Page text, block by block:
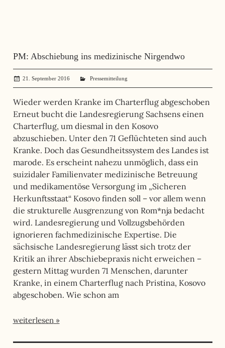
PM: Abschiebung ins medizinische Nirgendwo
21. September 2016 administrator
Pressemitteilung
Wieder werden Kranke im Charterflug abgeschoben
Erneut bucht die Landesregierung Sachsens einen
Charterflug, um diesmal in den Kosovo
abzuschieben. Unter den 71 Geflüchteten sind auch
Kranke. Doch das Gesundheitssystem des Landes ist
marode. Es erscheint nahezu unmöglich, dass ein
suizidaler Familienvater medizinische Betreuung
und medikamentöse Versorgung im „Sicheren
Herkunftsstaat“ Kosovo finden soll – vor allem wenn
die strukturelle Ausgrenzung von Rom*nja bedacht
wird. Landesregierung und Vollzugsbehörden
ignorieren fachmedizinische Expertise. Die
sächsische Landesregierung lässt sich trotz der
Kritik an ihrer Abschiebepraxis nicht erweichen –
gestern Mittag wurden 71 Menschen, darunter
Kranke, in einem Charterflug nach Pristina, Kosovo
abgeschoben. Wie schon am
weiterlesen